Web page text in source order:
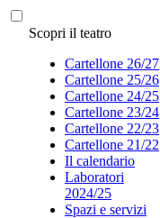
Scopri il teatro
Cartellone 26/27
Cartellone 25/26
Cartellone 24/25
Cartellone 23/24
Cartellone 22/23
Cartellone 21/22
Il calendario
Laboratori
2024/25
Spazi e servizi